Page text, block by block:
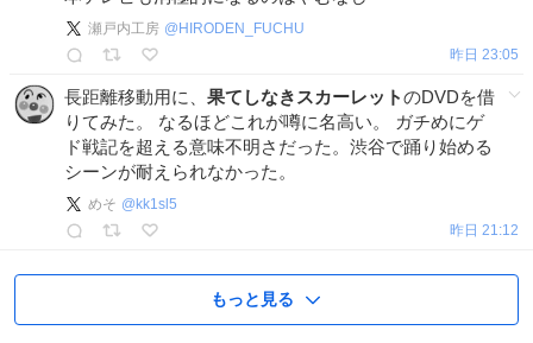
瀬戸内工房 @ HIRODEN_FUCHU
昨日 23:05
長距離移動用に、 果てしなきスカーレットのDVDを借
りてみた。 なるほどこれが噂に名高い。 ガチめにゲ
ド戦記を超える意味不明さだった。渋谷で踊り始める
シーンが耐えられなかった。
めそ @ kk1sl5
昨日 21:12
もっと見る